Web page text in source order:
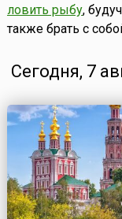
ловить рыбу,
также брать с
Сегодня, 7